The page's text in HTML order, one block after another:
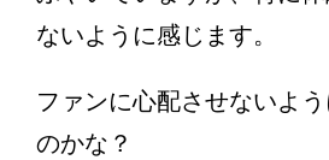
ないように感じます。
ファンに心配させないよ
のかな？